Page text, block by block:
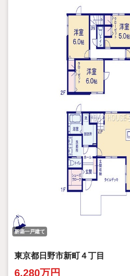
インターネット、チラシなどに掲載
ご案内時に他物件もご紹介可能です
ご自宅へお迎え・最寄り駅等でお待
ど、ご相談ください。
ご希望があれば周辺環境、お客様の
案内をいたします。
お住まい探しは朝日土地建物（株）
新築一戸建て
東京都日野市新町４丁目
6,280万円